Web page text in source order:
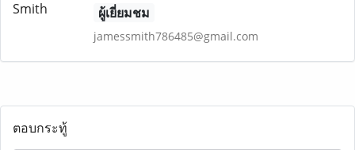
ผู้เยี่ยมชม
jamessmith786485@gmail.com
ตอบกระทู้